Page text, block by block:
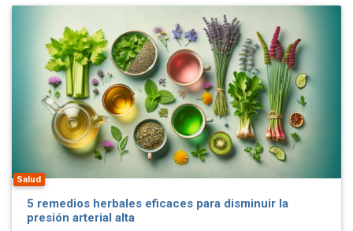
Salud
5 remedios herbales eficaces para disminuir la
presión arterial alta